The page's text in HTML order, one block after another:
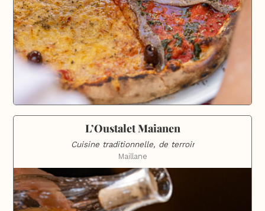
L’Oustalet Maianen
Cuisine traditionnelle, de terroir
Maillane